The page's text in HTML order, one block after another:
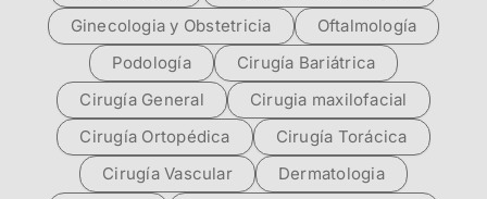
Ginecologia y Obstetricia
Oftalmología
Podología
Cirugía Bariátrica
Cirugía General
Cirugia maxilofacial
Cirugía Ortopédica
Cirugía Torácica
Cirugía Vascular
Dermatologia